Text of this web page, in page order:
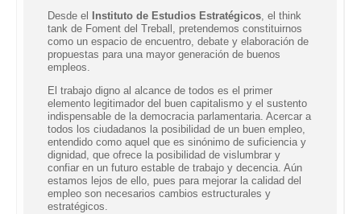
Desde el Instituto de Estudios Estratégicos, el think
tank de Foment del Treball, pretendemos constituirnos
como un espacio de encuentro, debate y elaboración de
propuestas para una mayor generación de buenos
empleos.
El trabajo digno al alcance de todos es el primer
elemento legitimador del buen capitalismo y el sustento
indispensable de la democracia parlamentaria. Acercar a
todos los ciudadanos la posibilidad de un buen empleo,
entendido como aquel que es sinónimo de suficiencia y
dignidad, que ofrece la posibilidad de vislumbrar y
confiar en un futuro estable de trabajo y decencia. Aún
estamos lejos de ello, pues para mejorar la calidad del
empleo son necesarios cambios estructurales y
estratégicos.